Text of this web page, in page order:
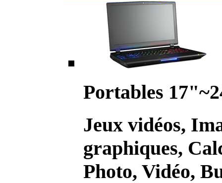
Portables
Jeux vidéos,
graphiques,
Photo, Vidéo,